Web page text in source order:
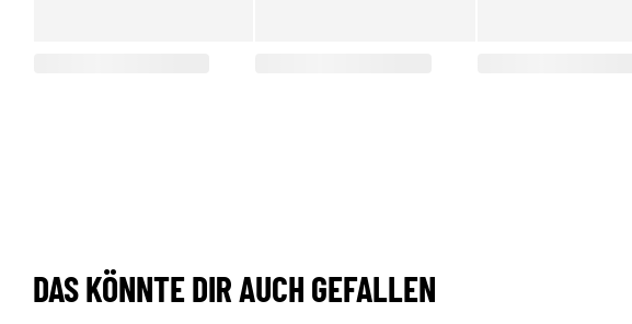
DAS KÖNNTE DIR AUCH GEFALLEN